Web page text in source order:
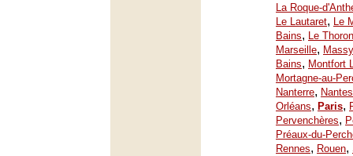
La Roque-
Le Lautaret, Le
Bains, Le
Marseille, Massy
Bains, Montfort
Mortagne-au-
Nanterre, Nantes
Orléans, Paris,
Pervenchères,
Préaux-du-
Rennes, Rouen,